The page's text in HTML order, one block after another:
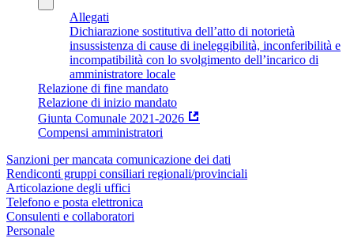
Allegati
Dichiarazione sostitutiva dell’atto di notorietà
insussistenza di cause di ineleggibilità, inconferibilità e
incompatibilità con lo svolgimento dell’incarico di
amministratore locale
Relazione di fine mandato
Relazione di inizio mandato
Giunta Comunale 2021-2026
Compensi amministratori
Sanzioni per mancata comunicazione dei dati
Rendiconti gruppi consiliari regionali/provinciali
Articolazione degli uffici
Telefono e posta elettronica
Consulenti e collaboratori
Personale